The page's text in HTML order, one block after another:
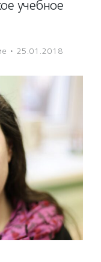
учебное
· 25.01.2018